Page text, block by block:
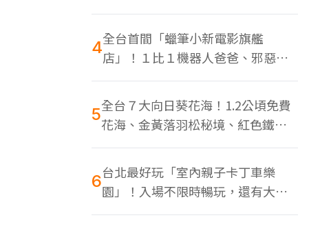
地點曝光
4全台首間「蠟筆小新電影旗艦
店」！１比１機器人爸爸、邪惡正
男，百款周邊買翻
5全台７大向日葵花海！1.2公頃免費
花海、金黃落羽松秘境、紅色鐵橋
同框
6台北最好玩「室內親子卡丁車樂
園」！入場不限時暢玩，還有大螢
幕Switch遊戲區